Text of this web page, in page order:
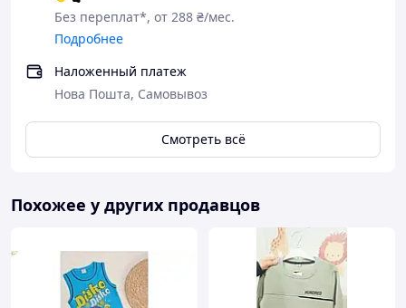
Без переплат*, от 288 ₴/мес.
Подробнее
Наложенный платеж
Нова Пошта, Самовывоз
Смотреть всё
Похожее у других продавцов